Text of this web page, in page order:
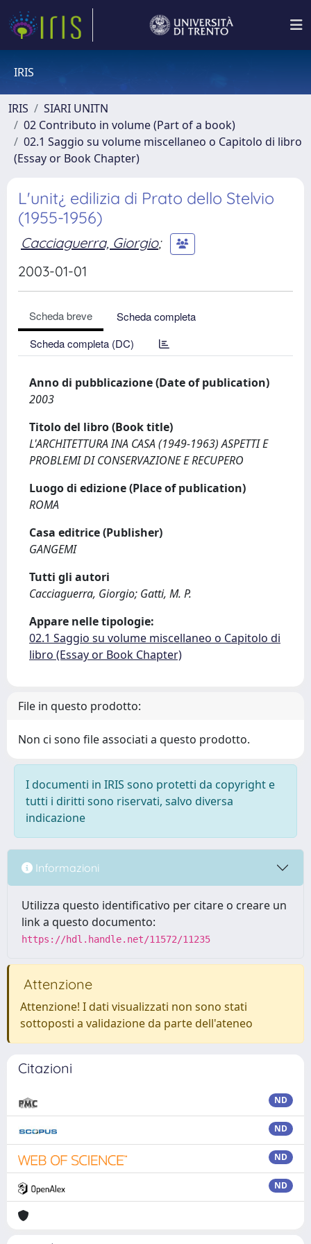
IRIS
IRIS
SIARI UNITN
02 Contributo in volume (Part of a book)
02.1 Saggio su volume miscellaneo o Capitolo di libro
(Essay or Book Chapter)
L'unit¿ edilizia di Prato dello Stelvio
(1955-1956)
Cacciaguerra, Giorgio;
2003-01-01
Scheda breve
Scheda completa
Scheda completa (DC)
Anno di pubblicazione (Date of publication)
2003
Titolo del libro (Book title)
L'ARCHITETTURA INA CASA (1949-1963) ASPETTI E
PROBLEMI DI CONSERVAZIONE E RECUPERO
Luogo di edizione (Place of publication)
ROMA
Casa editrice (Publisher)
GANGEMI
Tutti gli autori
Cacciaguerra, Giorgio; Gatti, M. P.
Appare nelle tipologie:
02.1 Saggio su volume miscellaneo o Capitolo di
libro (Essay or Book Chapter)
File in questo prodotto:
Non ci sono file associati a questo prodotto.
I documenti in IRIS sono protetti da copyright e
tutti i diritti sono riservati, salvo diversa
indicazione
Informazioni
Utilizza questo identificativo per citare o creare un
link a questo documento:
https://hdl.handle.net/11572/11235
Attenzione
Attenzione! I dati visualizzati non sono stati
sottoposti a validazione da parte dell'ateneo
Citazioni
ND
ND
ND
ND